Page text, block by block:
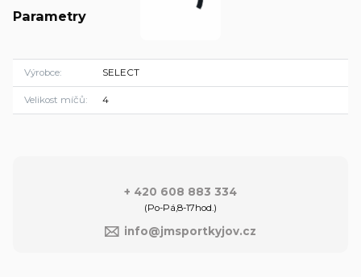
Parametry
Výrobce SELECT
Velikost míčů 4
+ 420 608 883 334
(Po-Pá,8-17hod.)
info@jmsportkyjov.cz